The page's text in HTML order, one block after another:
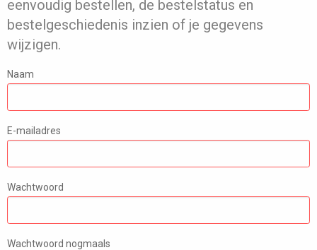
eenvoudig bestellen, de bestelstatus en
bestelgeschiedenis inzien of je gegevens
wijzigen.
Naam
E-mailadres
Wachtwoord
Wachtwoord nogmaals